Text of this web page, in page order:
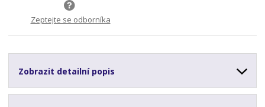
Zeptejte se odborníka
Zobrazit detailní popis